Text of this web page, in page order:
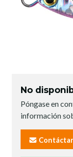
No
Póngase en
información